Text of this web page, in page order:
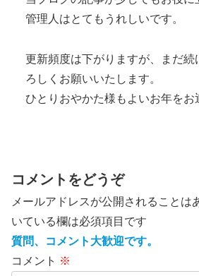
管理人はとてもうれしいです。
更新頻度は下がりますが、まだ続
ろしくお願いいたします。
ひとりおやかた様もよいお年をお
コメントをどうぞ
メールアドレスが公開されることは
いている欄は必須項目です
質問、コメント大歓迎です。
コメント ※